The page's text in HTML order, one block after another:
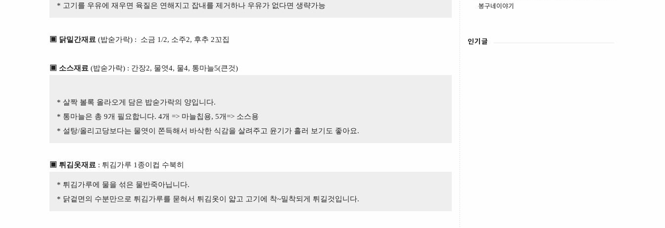
* 고기를 우유에 재우면 육질은 연해지고 잡내를 제거하나 우유가 없다면 생략가능
▣ 닭밑간재료 (밥숟가락) : 소금 1/2, 소주2, 후추 2꼬집
▣ 소스재료 (밥숟가락) : 간장2, 물엿4, 물4, 통마늘5(큰것)
* 살짝 볼록 올라오게 담은 밥숟가락의 양입니다.
* 통마늘은 총 9개 필요합니다. 4개 => 마늘칩용, 5개=> 소스용
* 설탕/올리고당보다는 물엿이 쫀득해서 바삭한 식감을 살려주고 윤기가 흘러 보기도 좋아요.
▣ 튀김옷재료 : 튀김가루 1종이컵 수북히
* 튀김가루에 물을 섞은 물반죽아닙니다.
* 닭겉면의 수분만으로 튀김가루를 묻혀서 튀김옷이 얇고 고기에 착~밀착되게 튀길것입니다.
봉구네이야기
인기글